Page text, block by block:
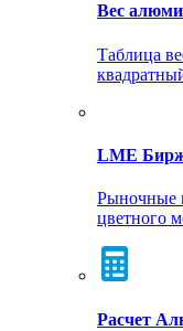
Вес
Таблица
LME
Рыночные
цветного
Расчет